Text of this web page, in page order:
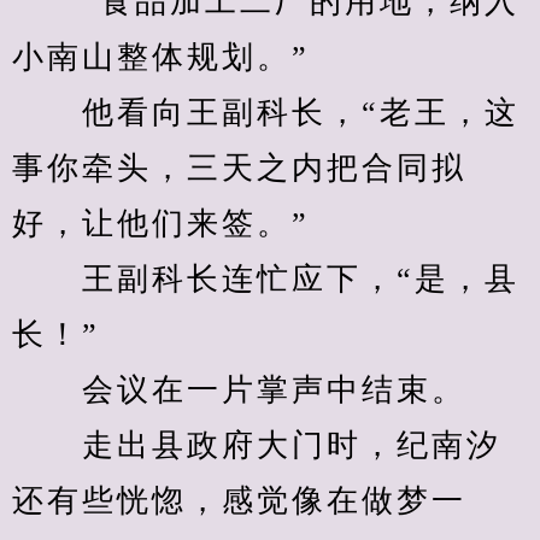
小南山整体规划。”
他看向王副科长，“老王，这
事你牵头，三天之内把合同拟
好，让他们来签。”
王副科长连忙应下，“是，县
长！”
会议在一片掌声中结束。
走出县政府大门时，纪南汐
还有些恍惚，感觉像在做梦一